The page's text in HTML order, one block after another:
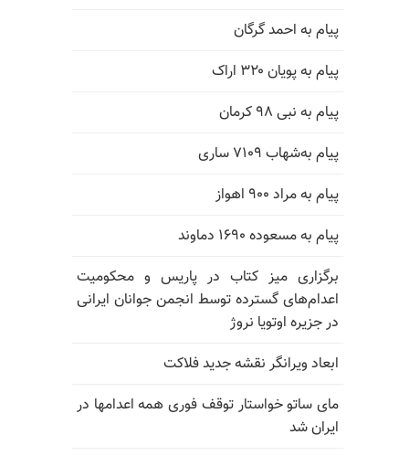
پیام به احمد گرگان
پیام به پویان ۳۲۰ اراک
پیام به نبی ۹۸ کرمان
پیام به‌شهاب ۷۱۰۹ ساری
پیام به مراد ۹۰۰ اهواز
پیام به مسعوده ۱۶۹۰ دماوند
برگزاری میز کتاب در پاریس و محکومیت
اعدام‌های گسترده توسط انجمن جوانان ایرانی
در جزیره اوتویا نروژ
ابعاد ویرانگر نقشه جدید فلاکت
مای ساتو خواستار توقف فوری همه اعدامها در
ایران شد